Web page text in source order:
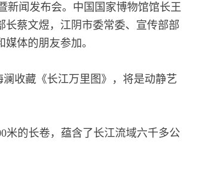
新闻发布会。中国国家博物馆馆长王
蔡文煜，江阴市委常委、宣传部部
体的朋友参加。
收藏《长江万里图》，将是动静艺
米的长卷，蕴含了长江流域六千多公